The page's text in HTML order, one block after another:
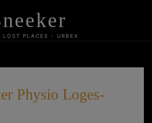
LOST PLACES - URBEX
Physio Loges-